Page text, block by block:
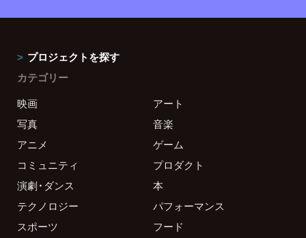
プロジェクトを探す
カテゴリー
映画
アート
写真
音楽
アニメ
ゲーム
コミュニティ
プロダクト
演劇・ダンス
本
テクノロジー
パフォーマンス
スポーツ
フード